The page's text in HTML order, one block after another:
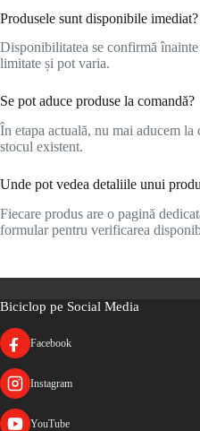
Produsele sunt disponibile imediat?
Disponibilitatea se confirmă
limitate și pot varia.
Se pot aduce produse la comandă?
În etapa actuală, nu mai aducem
stocul existent.
Unde pot vedea detaliile unui
Fiecare produs are o pagină
formular pentru verificarea
Biciclop pe Social Media
Facebook
Instagram
YouTube